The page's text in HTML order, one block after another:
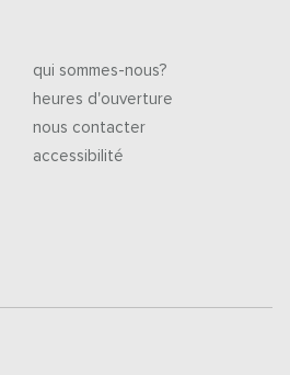
qui sommes-nous?
heures d'ouverture
nous contacter
accessibilité